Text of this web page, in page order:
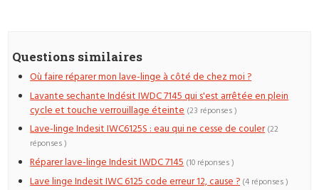
Questions similaires
Où faire réparer mon lave-linge à côté de chez moi ?
Lavante sechante Indésit IWDC 7145 qui s'est arrêtée en plein
cycle et touche verrouillage éteinte (23 réponses )
Lave-linge Indesit IWC6125S : eau qui ne cesse de couler (22
réponses )
Réparer lave-linge Indesit IWDC 7145 (10 réponses )
Lave linge Indesit IWC 6125 code erreur 12, cause ? (4 réponses )